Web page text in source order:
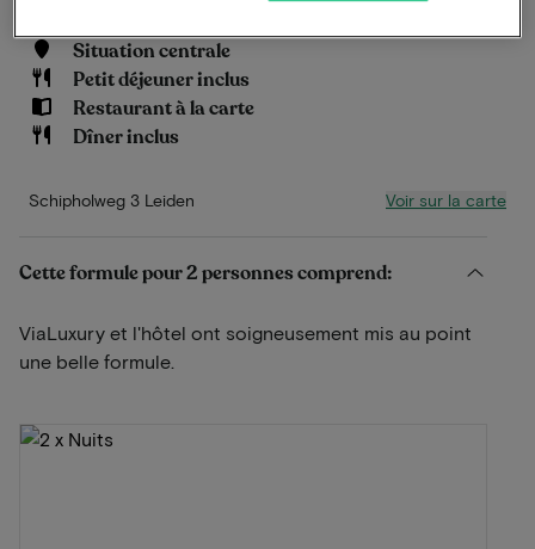
Situation centrale
Petit déjeuner inclus
Restaurant à la carte
Dîner inclus
Schipholweg 3 Leiden Voir sur la carte
Cette formule pour 2 personnes comprend:
ViaLuxury et l'hôtel ont soigneusement mis au point
une belle formule.